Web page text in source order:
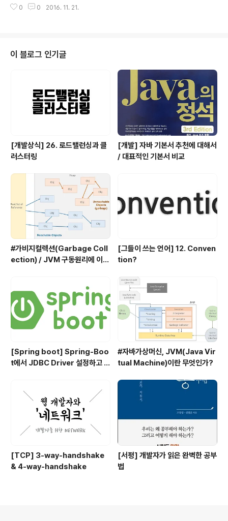
별한 알고리즘`이란 것을 통해 고유한 인덱스 값을 설정하
k)Radix Sort에 대해 알아보기 전에 Count Sort에 대해
개인지 개수를 세어 정렬하는 방식이다. 정렬하고자 하는
값 중 최대값에 해당하는 값을 size로 하는 임시 배열을 만
든다. 만들어진 배열의 index 중 일부는 정렬하고자 하는
0 0 2016. 11. 21.
이 블로그 인기글
[개발상식] 26. 로드밸런싱과 클
러스터링
[개발] 자바 기본서 추천에 대해서
/ 대표적인 기본서 비교
#가비지컬렉션(Garbage Coll
ection) / JVM 구동원리에 이어
[그들이 쓰는 언어] 12. Conven
tion?
[Spring boot] Spring-Boo
t에서 JDBC Driver 설정하고 사
#자바가상머신, JVM(Java Vir
tual Machine)이란 무엇인가?
[TCP] 3-way-handshake
& 4-way-handshake
[서평] 개발자가 읽은 완벽한 공부
법